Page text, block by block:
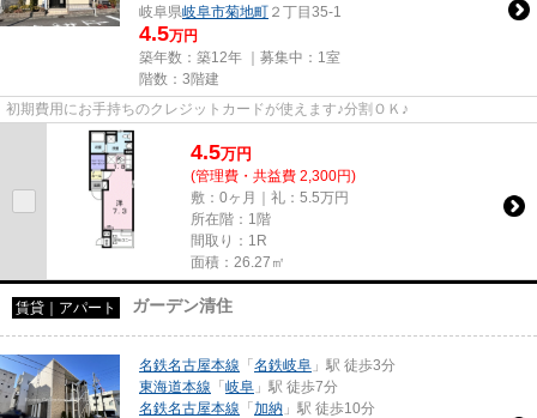
岐阜県岐阜市菊地町 ２丁目35-1
4.5万円
築年数：築12年 ｜募集中： 1室
階数：3階建
初期費用にお手持ちのクレジットカードが使えます♪分割ＯＫ♪
4.5万円
(管理費・共益費 2,300円)
敷：0ヶ月｜礼：5.5万円
所在階：1階
間取り：1R
面積：26.27㎡
賃貸｜アパート ガーデン清住
名鉄名古屋本線 「 名鉄岐阜 」駅 徒歩3分
東海道本線 「 岐阜 」駅 徒歩7分
名鉄名古屋本線 「 加納 」駅 徒歩10分